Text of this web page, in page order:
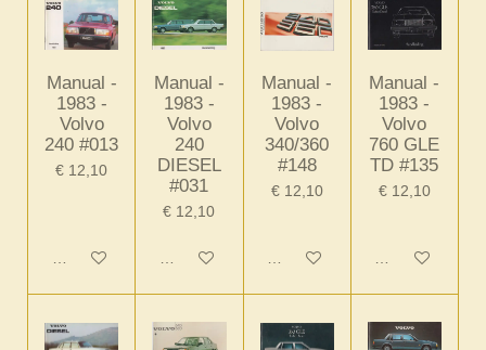
Manual -
1983 -
Volvo
240 #013
€ 12,10
In winkelwagen
Manual -
1983 -
Volvo
240
DIESEL
#031
€ 12,10
In winkelwagen
Manual -
1983 -
Volvo
340/360
#148
€ 12,10
In winkelwagen
Manual -
1983 -
Volvo
760 GLE
TD #135
€ 12,10
In winkelwagen